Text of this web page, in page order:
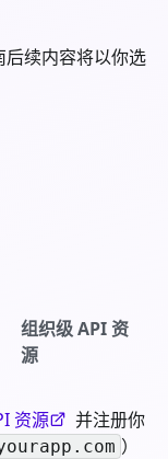
续内容将以你选
组织级 API 资
源
资源
并注册你
）